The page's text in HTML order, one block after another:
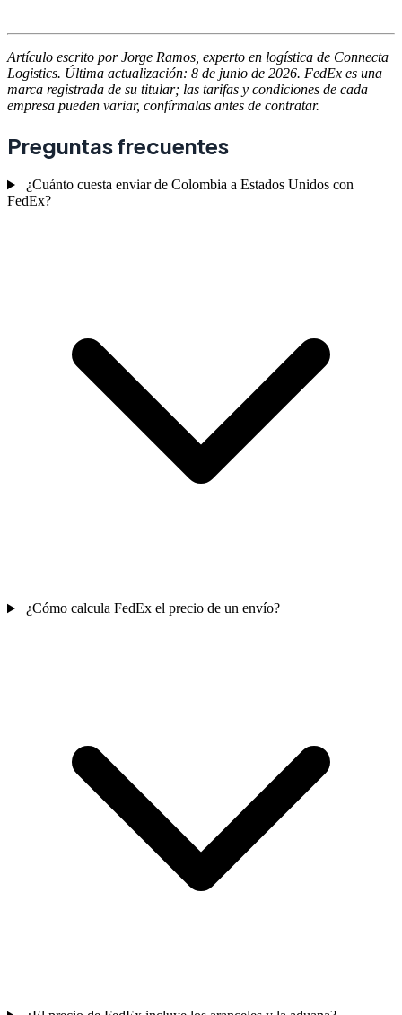
Artículo escrito por Jorge Ramos, experto en logística de Connecta
Logistics. Última actualización: 8 de junio de 2026. FedEx es una
marca registrada de su titular; las tarifas y condiciones de cada
empresa pueden variar, confírmalas antes de contratar.
Preguntas frecuentes
¿Cuánto cuesta enviar de Colombia a Estados Unidos con
FedEx?
¿Cómo calcula FedEx el precio de un envío?